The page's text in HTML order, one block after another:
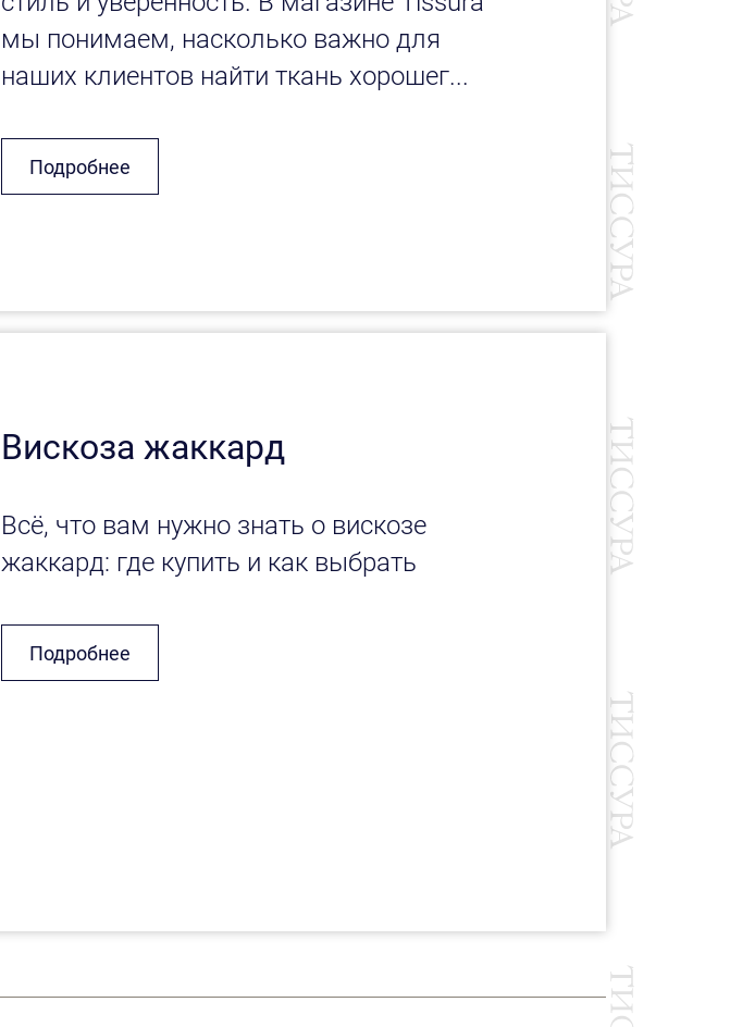
мы понимаем, насколько важно для
наших клиентов найти ткань хорошег...
Подробнее
Вискоза жаккард
Всё, что вам нужно знать о вискозе
жаккард: где купить и как выбрать
Подробнее